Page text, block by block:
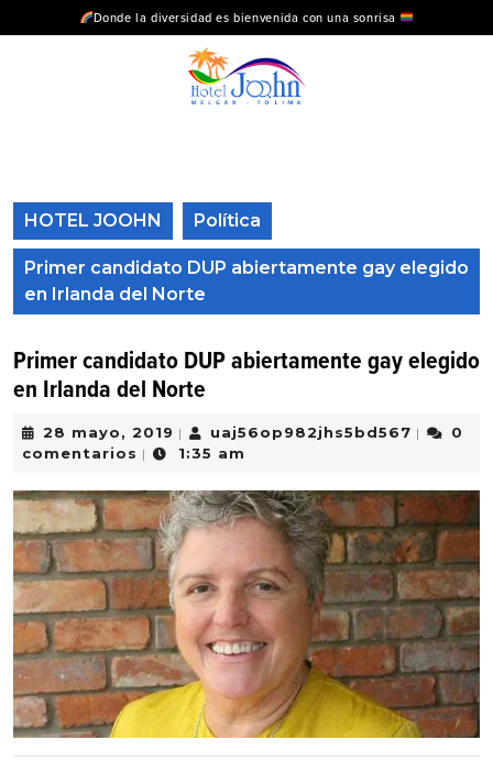
Donde la diversidad es bienvenida con una sonrisa
HOTEL JOOHN Política
Primer candidato DUP abiertamente gay elegido
en Irlanda del Norte
Primer candidato DUP abiertamente gay elegido
en Irlanda del Norte
28 mayo, 2019 | uaj56op982jhs5bd567 |
0
comentarios | 1:35 am